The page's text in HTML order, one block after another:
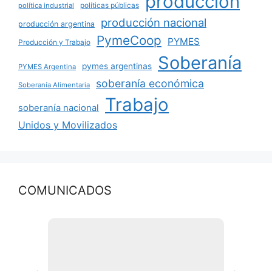
política industrial políticas públicas
producción argentina producción nacional
Producción y Trabajo PymeCoop PYMES
PYMES Argentina pymes argentinas Soberanía
Soberanía Alimentaria soberanía económica
soberanía nacional Trabajo
Unidos y Movilizados
COMUNICADOS